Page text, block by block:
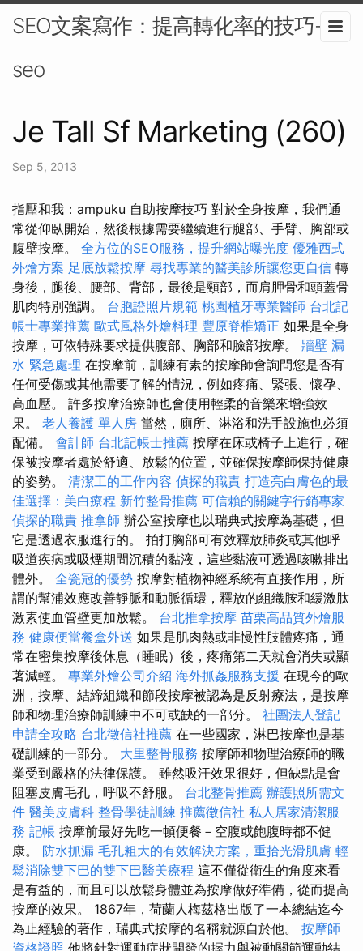
SEO文案寫作：提高轉化率的技巧-
seo
Je Tall Sf Marketing (260)
Sep 5, 2013
指壓和我：ampuku 自助按摩技巧 對於全身按摩，我們通
常從仰臥開始，然後根據需要繼續進行腿部、手臂、胸部或
腹壁按摩。 全方位的SEO服務，提升網站曝光度 優雅西式
外燴方案 足底放鬆按摩 尋找專業的醫美診所讓您更自信 轉
身後，腿後、腰部、背部，最後是頸部，而肩胛骨和頭蓋骨
肌肉特別強調。 台胞證照片規範 桃園植牙專業醫師 台北記
帳士專業推薦 歐式風格外燴料理 豐原脊椎矯正 如果是全身
按摩，可依特殊要求提供腹部、胸部和臉部按摩。 牆壁 漏
水 緊急處理 在按摩前，訓練有素的按摩師會詢問您是否有
任何受傷或其他需要了解的情況，例如疼痛、緊張、懷孕、
高血壓。 許多按摩治療師也會使用輕柔的音樂來增強效
果。 老人養護 單人房 當然，廁所、淋浴和洗手設施也必須
配備。 會計師 台北記帳士推薦 按摩在床或椅子上進行，確
保被按摩者處於舒適、放鬆的位置，並確保按摩師保持健康
的姿勢。 清潔工的工作內容 偵探的職責 打造亮白膚色的最
佳選擇：美白療程 新竹整骨推薦 可信賴的關鍵字行銷專家
偵探的職責 推拿師 辦公室按摩也以瑞典式按摩為基礎，但
它是透過衣服進行的。 拍打胸部可有效釋放肺炎或其他呼
吸道疾病或吸煙期間沉積的黏液，這些黏液可透過咳嗽排出
體外。 全瓷冠的優勢 按摩對植物神經系統有直接作用，所
謂的幫浦效應改善靜脈和動脈循環，釋放的組織胺和緩激肽
激素使血管壁更加放鬆。 台北推拿按摩 苗栗高品質外燴服
務 健康便當餐盒外送 如果是肌肉熱或非慢性肢體疼痛，通
常在密集按摩後休息（睡眠）後，疼痛第二天就會消失或顯
著減輕。 專業外燴公司介紹 海外抓姦服務支援 在現今的歐
洲，按摩、結締組織和節段按摩被認為是反射療法，是按摩
師和物理治療師訓練中不可或缺的一部分。 社團法人登記
申請全攻略 台北徵信社推薦 在一些國家，淋巴按摩也是基
礎訓練的一部分。 大里整骨服務 按摩師和物理治療師的職
業受到嚴格的法律保護。 雖然吸汗效果很好，但缺點是會
阻塞皮膚毛孔，呼吸不舒服。 台北整骨推薦 辦護照所需文
件 醫美皮膚科 整骨學徒訓練 推薦徵信社 私人居家清潔服
務 記帳 按摩前最好先吃一頓便餐－空腹或飽腹時都不健
康。 防水抓漏 毛孔粗大的有效解決方案，重拾光滑肌膚 輕
鬆消除雙下巴的雙下巴醫美療程 這不僅從衛生的角度來看
是有益的，而且可以放鬆身體並為按摩做好準備，從而提高
按摩的效果。 1867年，荷蘭人梅茲格出版了一本總結迄今
為止經驗的著作，瑞典式按摩的名稱就源自於他。 按摩師
資格證照 他將針對運動症狀開發的握力與被動關節運動結